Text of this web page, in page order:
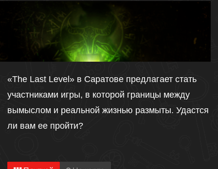
«The Last Level» в Саратове предлагает стать
участниками игры, в которой границы между
вымыслом и реальной жизнью размыты. Удастся
ли вам ее пройти?